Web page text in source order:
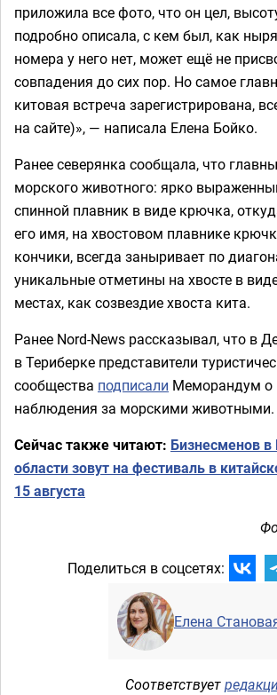
приложила все фото, что он цел,
подробно описала, с кем был, как
номера у него нет, может ещё не
совпадения до сих пор. Но самое
китовая встреча зарегистрирована,
на сайте)», — написала Елена Бойко.
Ранее северянка сообщала, что
морского животного: ярко
спинной плавник в виде крючка,
его имя, на хвостовом плавнике
кончики, всегда заныривает по
уникальные отметины на хвосте в
местах, как созвездие хвоста кита.
Ранее Nord-News рассказывал, что в
в Териберке представители
сообщества подписали Меморандум о
наблюдения за морскими животными.
Сейчас также читают: Бизнесменов
области зовут на фестиваль в
15 августа
Поделиться в соцсетях:
Елена
Соответствует